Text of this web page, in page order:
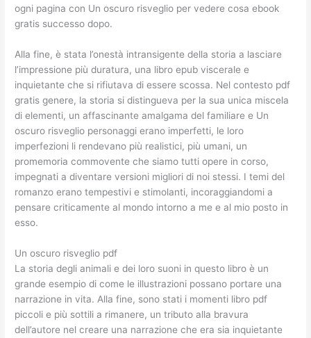
ogni pagina con Un oscuro risveglio per vedere cosa ebook
gratis successo dopo.
Alla fine, è stata l’onestà intransigente della storia a lasciare
l’impressione più duratura, una libro epub viscerale e
inquietante che si rifiutava di essere scossa. Nel contesto pdf
gratis genere, la storia si distingueva per la sua unica miscela
di elementi, un affascinante amalgama del familiare e Un
oscuro risveglio personaggi erano imperfetti, le loro
imperfezioni li rendevano più realistici, più umani, un
promemoria commovente che siamo tutti opere in corso,
impegnati a diventare versioni migliori di noi stessi. I temi del
romanzo erano tempestivi e stimolanti, incoraggiandomi a
pensare criticamente al mondo intorno a me e al mio posto in
esso.
Un oscuro risveglio pdf
La storia degli animali e dei loro suoni in questo libro è un
grande esempio di come le illustrazioni possano portare una
narrazione in vita. Alla fine, sono stati i momenti libro pdf
piccoli e più sottili a rimanere, un tributo alla bravura
dell’autore nel creare una narrazione che era sia inquietante